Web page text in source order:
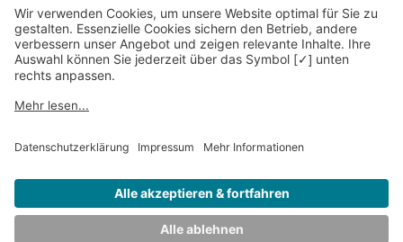
Kontakt
Datenschutz
Newsletter